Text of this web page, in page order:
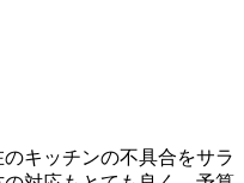
キッチンの不具合をサラ